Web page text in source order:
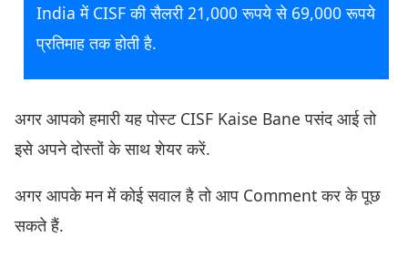
India में CISF की सैलरी 21,000 रूपये से 69,000 रूपये
प्रतिमाह तक होती है.
अगर आपको हमारी यह पोस्ट CISF Kaise Bane पसंद आई तो
इसे अपने दोस्तों के साथ शेयर करें.
अगर आपके मन में कोई सवाल है तो आप Comment कर के पूछ
सकते हैं.